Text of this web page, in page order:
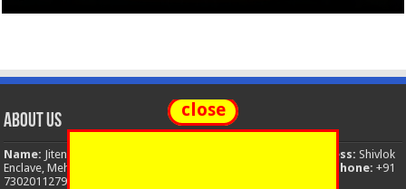
About Us
Name: Jitendra Singh Address: Shivlok
Enclave, Mehuwala Mafi, Dehradun, Uttarakhand, 248001, India
Phone: +91
7302011279
close